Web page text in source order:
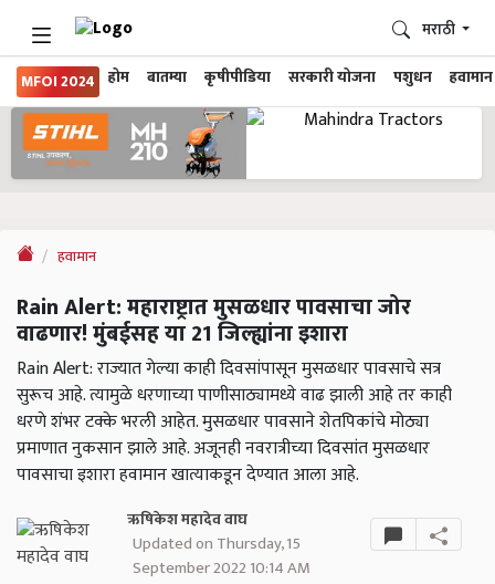
MFOI 2024 होम बातम्या कृषीपीडिया सरकारी योजना पशुधन हवामान
मराठी
हवामान
Rain Alert: महाराष्ट्रात मुसळधार पावसाचा जोर
वाढणार! मुंबईसह या 21 जिल्ह्यांना इशारा
Rain Alert: राज्यात गेल्या काही दिवसांपासून मुसळधार पावसाचे सत्र
सुरूच आहे. त्यामुळे धरणाच्या पाणीसाठ्यामध्ये वाढ झाली आहे तर काही
धरणे शंभर टक्के भरली आहेत. मुसळधार पावसाने शेतपिकांचे मोठ्या
प्रमाणात नुकसान झाले आहे. अजूनही नवरात्रीच्या दिवसांत मुसळधार
पावसाचा इशारा हवामान खात्याकडून देण्यात आला आहे.
ऋषिकेश महादेव वाघ
Updated on Thursday, 15
September 2022 10:14 AM